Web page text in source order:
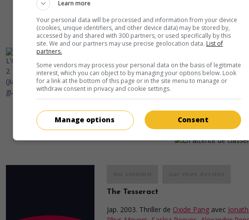
au cinéma
L'Oeil 2
V.O.: Jian gui 2
H.-K. 2004. Drame fantastiquede Danny Pang,Oxide Pang avec
Jessadaporn Pholdee,Eugenia Yuan. Après avoir tenté de se
jeune femme enceinte est la proie de visions horrifiantes.
The Tesseract
Jap. 2003. Thriller de Oxide Pang avec
Learn more
Your personal data will be processed and information from your device
(cookies, unique identifiers, and other device data) may be stored by,
accessed by and shared with 300 partners, or used specifically by this
site. We and our partners may use precise geolocation data. List of
partners.
Some vendors may process your personal data on the basis of legitimate
interest, which you can object to by managing your options below. Look
for a link at the bottom of this page or in the site menu to manage or
withdraw consent in privacy and cookie settings.
Consent
Manage options